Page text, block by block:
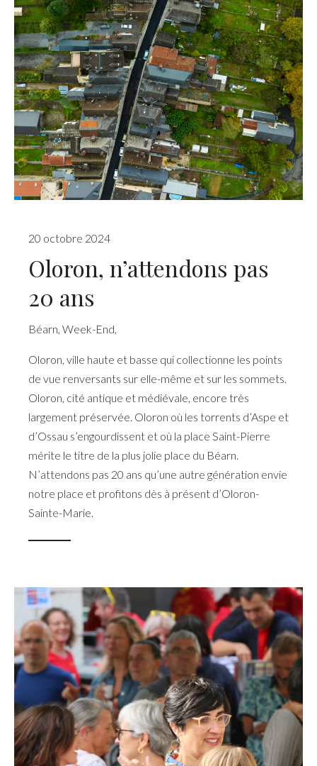
20 octobre 2024
Oloron, n’attendons pas
20 ans
Béarn, Week-End,
Oloron, ville haute et basse qui collectionne les points
de vue renversants sur elle-même et sur les sommets.
Oloron, cité antique et médiévale, encore très
largement préservée. Oloron où les torrents d’Aspe et
d’Ossau s’engourdissent et où la place Saint-Pierre
mérite le titre de la plus jolie place du Béarn.
N’attendons pas 20 ans qu’une autre génération envie
notre place et profitons dès à présent d’Oloron-
Sainte-Marie.